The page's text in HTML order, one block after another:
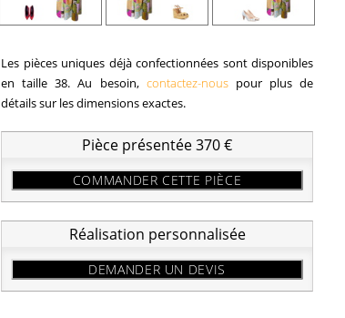
Les pièces uniques déjà confectionnées sont disponibles
en taille 38. Au besoin, contactez-nouspour plus de
détails sur les dimensions exactes.
Pièce présentée 370 €
COMMANDER CETTE PIÈCE
Réalisation personnalisée
DEMANDER UN DEVIS